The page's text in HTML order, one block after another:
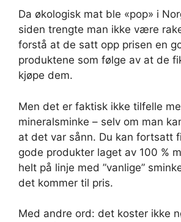
Da økologisk mat ble «pop» i
siden trengte man ikke være
forstå at de satt opp prisen en
produktene som følge av at de
kjøpe dem.
Men det er faktisk ikke tilfelle
mineralsminke – selv om man
at det var sånn. Du kan fortsatt
gode produkter laget av 100 %
helt på linje med ”vanlige”
det kommer til pris.
Med andre ord: det koster ikke